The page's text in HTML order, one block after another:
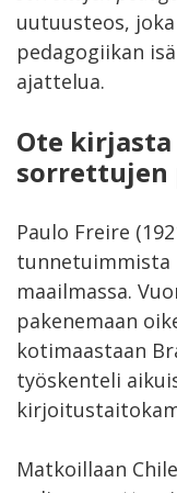
uutuusteos,
pedagogiikan
ajattelua.
Ote kirjasta
sorrettujen
Paulo Freire
tunnetuimmista
maailmassa.
pakenemaan
kotimaastaan
työskenteli
Matkoillaan